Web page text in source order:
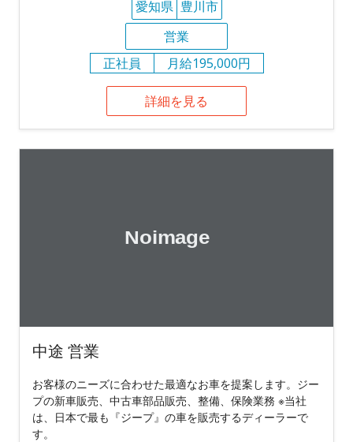
愛知県 豊川市
営業
正社員
月給195,000円
詳細を見る
中途 営業
お客様のニーズに合わせた最適なお車を提案します。ジー
プの新車販売、中古車部品販売、整備、保険業務 ※当社
は、日本で最も『ジープ』の車を販売するディーラーで
す。